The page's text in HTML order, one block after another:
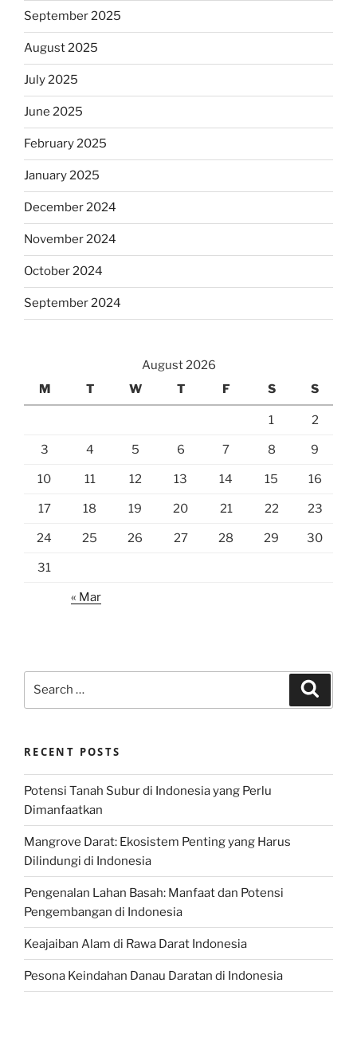
September 2025
August 2025
July 2025
June 2025
February 2025
January 2025
December 2024
November 2024
October 2024
September 2024
August 2026
M
T W T F S S
1 2
3 4 5 6 7 8 9
10 11 12 13 14 15 16
17 18 19 20 21 22 23
24 25 26 27 28 29 30
31
« Mar
RECENT POSTS
Potensi Tanah Subur di Indonesia yang Perlu
Dimanfaatkan
Mangrove Darat: Ekosistem Penting yang Harus
Dilindungi di Indonesia
Pengenalan Lahan Basah: Manfaat dan Potensi
Pengembangan di Indonesia
Keajaiban Alam di Rawa Darat Indonesia
Pesona Keindahan Danau Daratan di Indonesia